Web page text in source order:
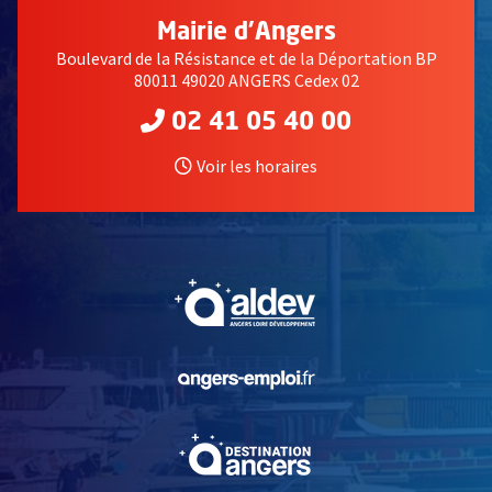
Mairie d'Angers
Boulevard de la Résistance et de la Déportation BP
80011 49020 ANGERS Cedex 02
02 41 05 40 00
Voir les horaires
, Ouvre une nouvelle